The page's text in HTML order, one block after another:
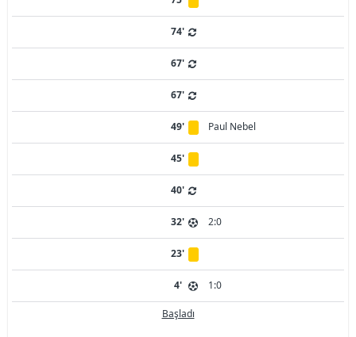
74'
67'
67'
49' Paul Nebel
45'
40'
32' 2:0
23'
4' 1:0
Başladı